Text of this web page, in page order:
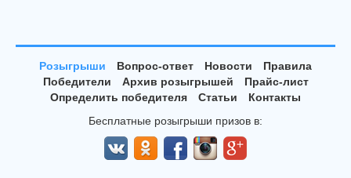
Розыгрыши Вопрос-ответ Новости
Правила
Победители
Архив розыгрышей
Прайс-лист
Определить победителя
Статьи
Контакты
Бесплатные розыгрыши призов в: